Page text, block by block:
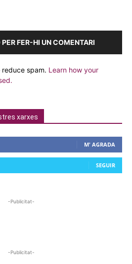
FER-HI UN COMENTARI
spam. Learn how your
xarxes
M' AGRADA
SEGUIR
-Publicitat-
-Publicitat-